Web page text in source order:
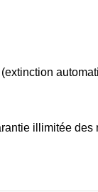
(extinction
illimitée